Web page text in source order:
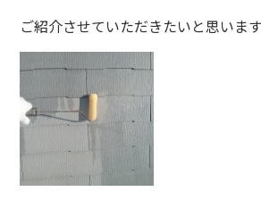
ご紹介させていただきたいと思います